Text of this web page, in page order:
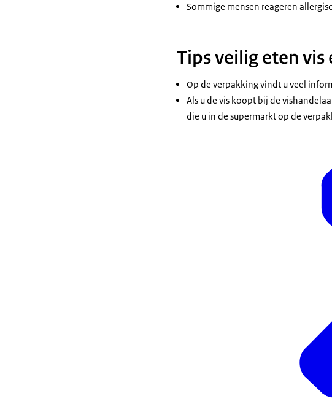
Sommige mensen reageren
Tips veilig eten
Op de verpakking vindt u veel
Als u de vis koopt bij de
die u in de supermarkt op de